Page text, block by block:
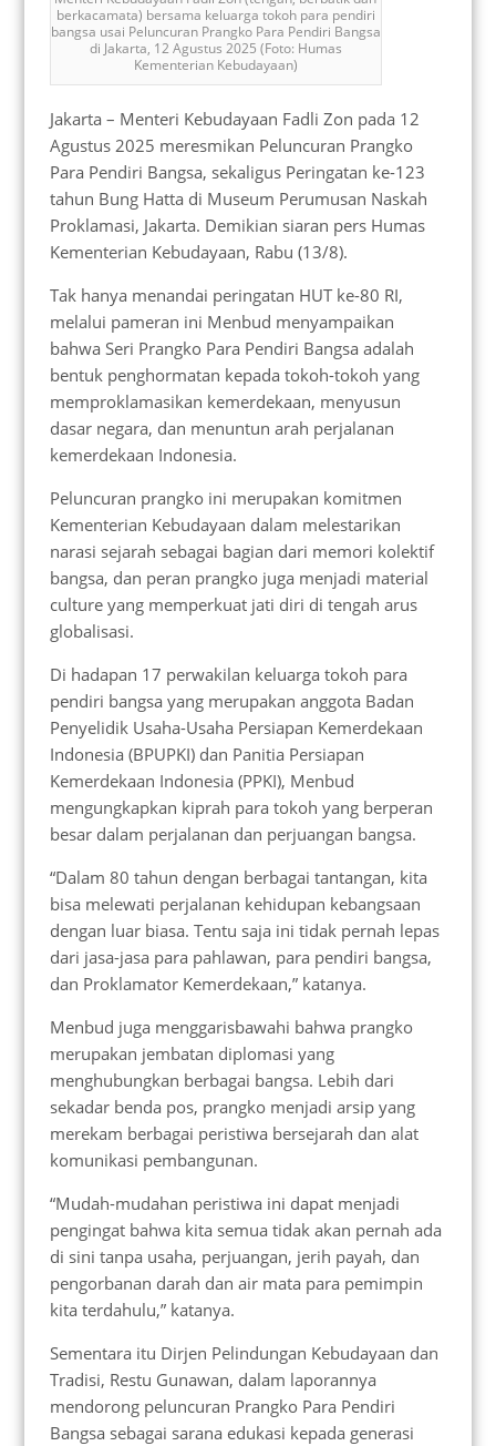
berkacamata) bersama keluarga tokoh para pendiri
bangsa usai Peluncuran Prangko Para Pendiri Bangsa
di Jakarta, 12 Agustus 2025 (Foto: Humas
Kementerian Kebudayaan)
Jakarta – Menteri Kebudayaan Fadli Zon pada 12
Agustus 2025 meresmikan Peluncuran Prangko
Para Pendiri Bangsa, sekaligus Peringatan ke-123
tahun Bung Hatta di Museum Perumusan Naskah
Proklamasi, Jakarta. Demikian siaran pers Humas
Kementerian Kebudayaan, Rabu (13/8).
Tak hanya menandai peringatan HUT ke-80 RI,
melalui pameran ini Menbud menyampaikan
bahwa Seri Prangko Para Pendiri Bangsa adalah
bentuk penghormatan kepada tokoh-tokoh yang
memproklamasikan kemerdekaan, menyusun
dasar negara, dan menuntun arah perjalanan
kemerdekaan Indonesia.
Peluncuran prangko ini merupakan komitmen
Kementerian Kebudayaan dalam melestarikan
narasi sejarah sebagai bagian dari memori kolektif
bangsa, dan peran prangko juga menjadi material
culture yang memperkuat jati diri di tengah arus
globalisasi.
Di hadapan 17 perwakilan keluarga tokoh para
pendiri bangsa yang merupakan anggota Badan
Penyelidik Usaha-Usaha Persiapan Kemerdekaan
Indonesia (BPUPKI) dan Panitia Persiapan
Kemerdekaan Indonesia (PPKI), Menbud
mengungkapkan kiprah para tokoh yang berperan
besar dalam perjalanan dan perjuangan bangsa.
“Dalam 80 tahun dengan berbagai tantangan, kita
bisa melewati perjalanan kehidupan kebangsaan
dengan luar biasa. Tentu saja ini tidak pernah lepas
dari jasa-jasa para pahlawan, para pendiri bangsa,
dan Proklamator Kemerdekaan,” katanya.
Menbud juga menggarisbawahi bahwa prangko
merupakan jembatan diplomasi yang
menghubungkan berbagai bangsa. Lebih dari
sekadar benda pos, prangko menjadi arsip yang
merekam berbagai peristiwa bersejarah dan alat
komunikasi pembangunan.
“Mudah-mudahan peristiwa ini dapat menjadi
pengingat bahwa kita semua tidak akan pernah ada
di sini tanpa usaha, perjuangan, jerih payah, dan
pengorbanan darah dan air mata para pemimpin
kita terdahulu,” katanya.
Sementara itu Dirjen Pelindungan Kebudayaan dan
Tradisi, Restu Gunawan, dalam laporannya
mendorong peluncuran Prangko Para Pendiri
Bangsa sebagai sarana edukasi kepada generasi